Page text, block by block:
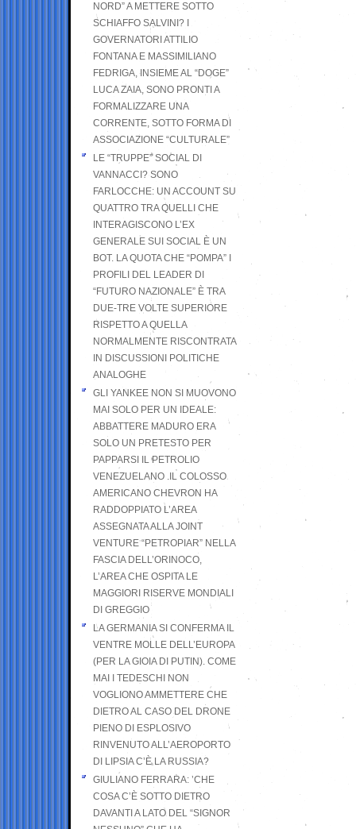
NORD” A METTERE SOTTO
SCHIAFFO SALVINI? I
GOVERNATORI ATTILIO
FONTANA E MASSIMILIANO
FEDRIGA, INSIEME AL “DOGE”
LUCA ZAIA, SONO PRONTI A
FORMALIZZARE UNA
CORRENTE, SOTTO FORMA DI
ASSOCIAZIONE “CULTURALE”
LE “TRUPPE” SOCIAL DI
VANNACCI? SONO
FARLOCCHE: UN ACCOUNT SU
QUATTRO TRA QUELLI CHE
INTERAGISCONO L’EX
GENERALE SUI SOCIAL È UN
BOT. LA QUOTA CHE “POMPA” I
PROFILI DEL LEADER DI
“FUTURO NAZIONALE” È TRA
DUE-TRE VOLTE SUPERIORE
RISPETTO A QUELLA
NORMALMENTE RISCONTRATA
IN DISCUSSIONI POLITICHE
ANALOGHE
GLI YANKEE NON SI MUOVONO
MAI SOLO PER UN IDEALE:
ABBATTERE MADURO ERA
SOLO UN PRETESTO PER
PAPPARSI IL PETROLIO
VENEZUELANO .IL COLOSSO
AMERICANO CHEVRON HA
RADDOPPIATO L’AREA
ASSEGNATA ALLA JOINT
VENTURE “PETROPIAR” NELLA
FASCIA DELL’ORINOCO,
L’AREA CHE OSPITA LE
MAGGIORI RISERVE MONDIALI
DI GREGGIO
LA GERMANIA SI CONFERMA IL
VENTRE MOLLE DELL’EUROPA
(PER LA GIOIA DI PUTIN). COME
MAI I TEDESCHI NON
VOGLIONO AMMETTERE CHE
DIETRO AL CASO DEL DRONE
PIENO DI ESPLOSIVO
RINVENUTO ALL’AEROPORTO
DI LIPSIA C’È LA RUSSIA?
GIULIANO FERRARA: ’CHE
COSA C’È SOTTO DIETRO
DAVANTI A LATO DEL “SIGNOR